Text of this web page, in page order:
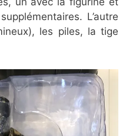
L’autre
les piles, la tige